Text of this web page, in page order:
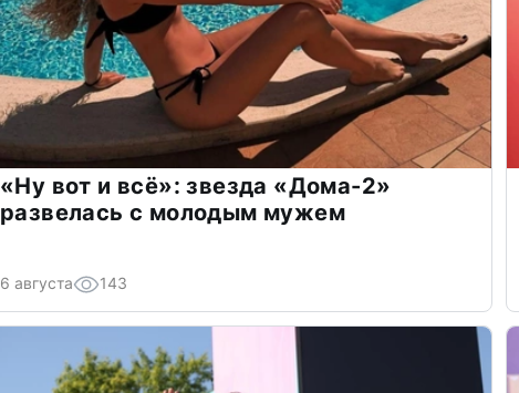
«Ну вот и всё»: звезда «Дома-2»
развелась с молодым мужем
6 августа 143